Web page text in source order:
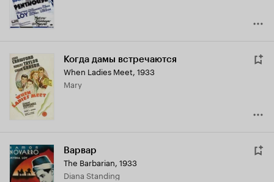
Когда дамы встречаются
When Ladies Meet, 1933
Mary
Варвар
The Barbarian, 1933
Diana Standing